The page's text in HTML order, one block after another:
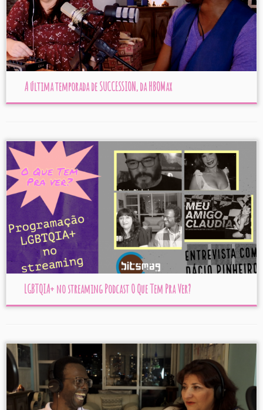
A última temporada de SUCCESSION, da HBOMax
LGBTQIA+ no streaming Podcast O Que Tem Pra Ver?